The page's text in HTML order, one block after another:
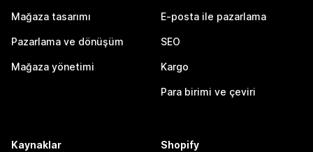
Mağaza tasarımı
Pazarlama ve dönüşüm
Mağaza yönetimi
E-posta ile pazarlama
SEO
Kargo
Para birimi ve çeviri
Kaynaklar Shopify